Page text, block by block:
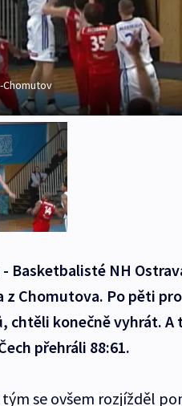
Chomutov
- Basketbalisté NH
z Chomutova. Po pěti
chtěli konečně vyhrát. A
přehráli 88:61.
tým se ovšem rozjížděl